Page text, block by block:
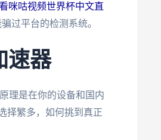
咪咕视频世界杯中文直
过平台的检测系统。
速器
理是在你的设备和国内
择繁多，如何挑到真正